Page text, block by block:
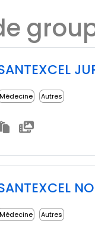
Médecine Autres
Médecine Autres